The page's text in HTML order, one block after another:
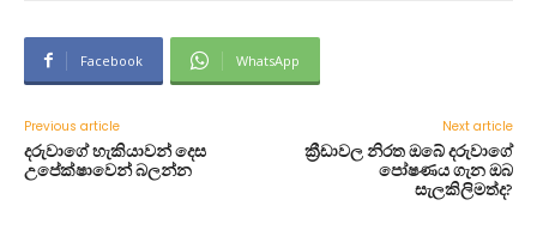
Facebook WhatsApp
Previous article
දරුවාගේ හැකියාවන් දෙස
උපේක්ෂාවෙන් බලන්න
Next article
ක්‍රීඩාවල නිරත ඔබේ දරුවාගේ
පෝෂණය ගැන ඔබ
සැලකිලිමත්ද?